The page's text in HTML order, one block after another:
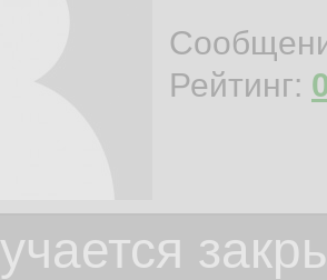
Рейтинг: